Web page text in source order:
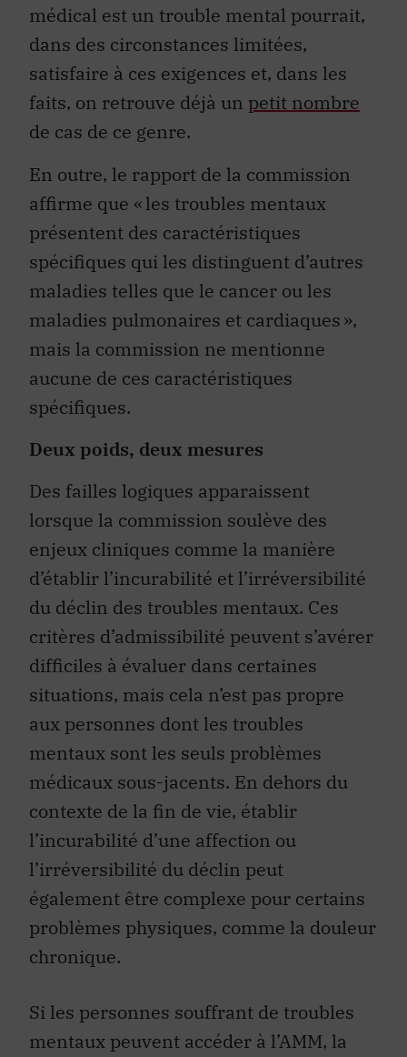
médical est un trouble mental pourrait,
dans des circonstances limitées,
satisfaire à ces exigences et, dans les
faits, on retrouve déjà un petit nombre
de cas de ce genre.
En outre, le rapport de la commission
affirme que « les troubles mentaux
présentent des caractéristiques
spécifiques qui les distinguent d’autres
maladies telles que le cancer ou les
maladies pulmonaires et cardiaques »,
mais la commission ne mentionne
aucune de ces caractéristiques
spécifiques.
Deux poids, deux mesures
Des failles logiques apparaissent
lorsque la commission soulève des
enjeux cliniques comme la manière
d’établir l’incurabilité et l’irréversibilité
du déclin des troubles mentaux. Ces
critères d’admissibilité peuvent s’avérer
difficiles à évaluer dans certaines
situations, mais cela n’est pas propre
aux personnes dont les troubles
mentaux sont les seuls problèmes
médicaux sous-jacents. En dehors du
contexte de la fin de vie, établir
l’incurabilité d’une affection ou
l’irréversibilité du déclin peut
également être complexe pour certains
problèmes physiques, comme la douleur
chronique.
Si les personnes souffrant de troubles
mentaux peuvent accéder à l’AMM, la